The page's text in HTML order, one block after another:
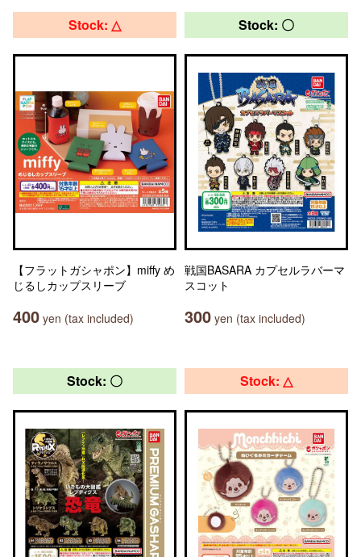
Stock: △
【フラットガシャポン】miffy め
じるしカップスリーブ
400 yen (tax included)
Stock: 〇
戦国BASARA カプセルラバーマ
スコット
300 yen (tax included)
Stock: 〇 Stock: △